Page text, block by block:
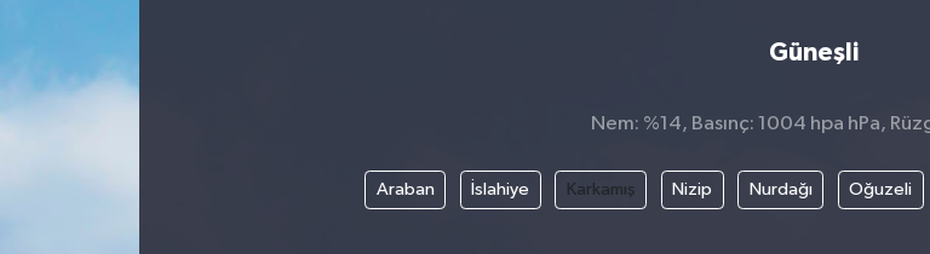
Güneşli
Nem: %14, Basınç: 1004 hpa hPa,
Araban İslahiye Karkamış Nizip Nurdağı Oğuzeli